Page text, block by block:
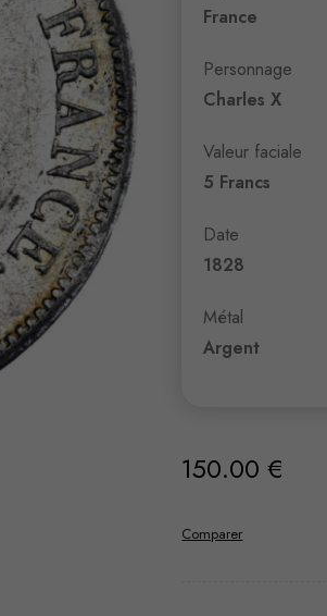
France
Personnage
Charles X
Valeur faciale
5 Francs
Date
1828
Métal
Argent
150.00€
Comparer